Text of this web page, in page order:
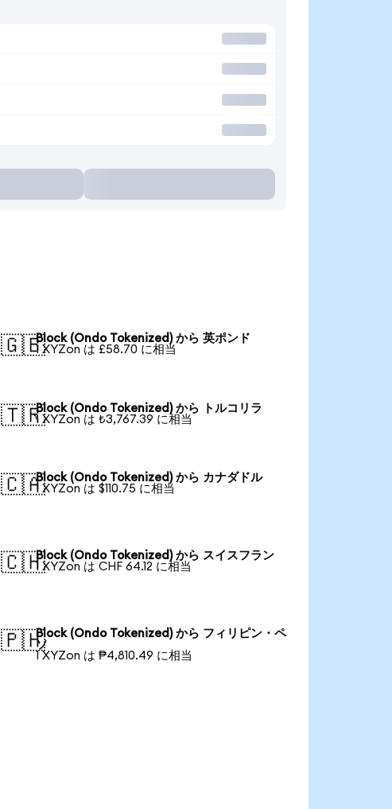
🇬🇧Block (Ondo Tokenized) から 英ポンド
1 XYZon は £58.70 に相当
🇹🇷Block (Ondo Tokenized) から トルコリラ
1 XYZon は ₺3,767.39 に相当
🇨🇦Block (Ondo Tokenized) から カナダドル
1 XYZon は $110.75 に相当
🇨🇭Block (Ondo Tokenized) から スイスフラン
1 XYZon は CHF 64.12 に相当
🇵🇭Block (Ondo Tokenized) から フィリピン・ペ
ソ
1 XYZon は ₱4,810.49 に相当